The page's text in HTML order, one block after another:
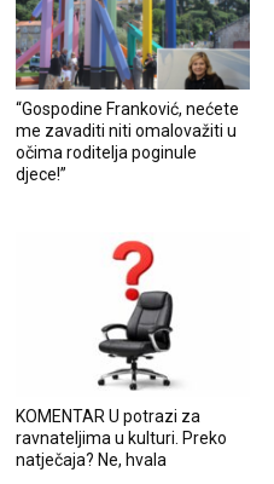
“Gospodine Franković, nećete
me zavaditi niti omalovažiti u
očima roditelja poginule
djece!”
KOMENTAR U potrazi za
ravnateljima u kulturi. Preko
natječaja? Ne, hvala